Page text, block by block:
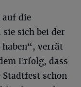
auf die
sich bei der
haben“, verrät
Erfolg, dass
schon